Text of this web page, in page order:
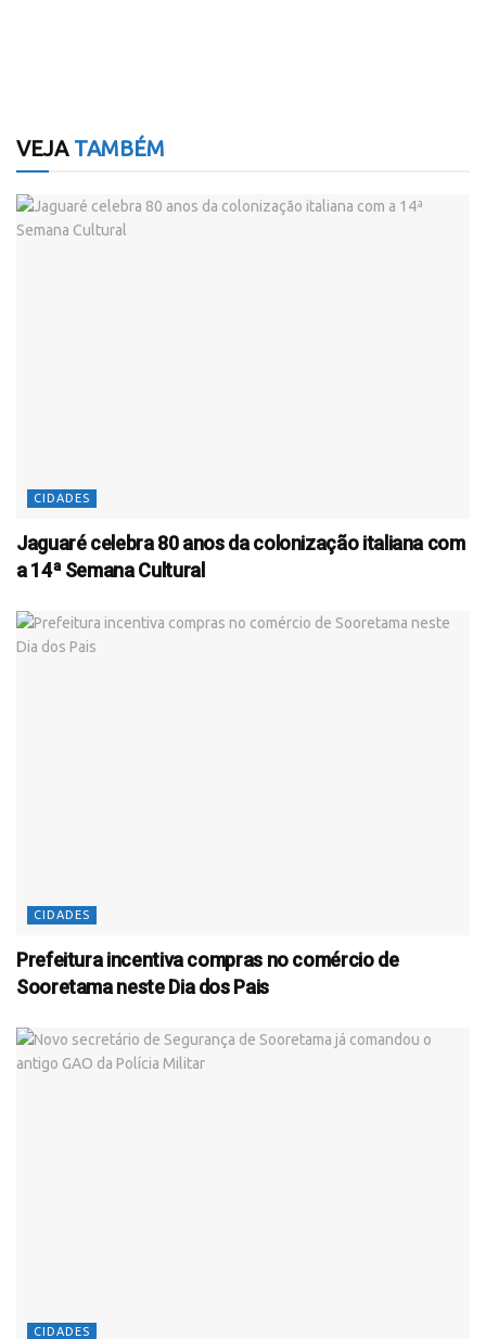
VEJATAMBÉM
CIDADES
Jaguaré celebra 80 anos da colonização italiana com
a 14ª Semana Cultural
CIDADES
Prefeitura incentiva compras no comércio de
Sooretama neste Dia dos Pais
CIDADES